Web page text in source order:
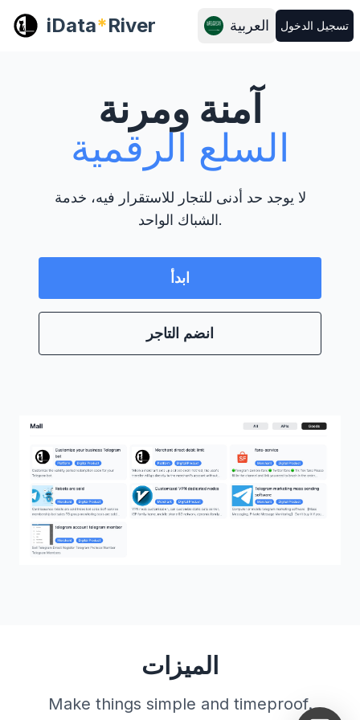
iData*River العربية تسجيل الدخول
آمنة ومرنة
السلع الرقمية
لا يوجد حد أدنى للتجار للاستقرار فيه، خدمة
الشباك الواحد.
ابدأ
انضم التاجر
الميزات
Make things simple and timeproof.